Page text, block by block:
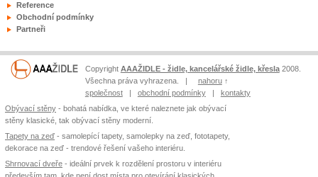
Reference
Obchodní podmínky
Partneři
Copyright AAAŽIDLE - židle, kancelářské židle, křesla2008.
Všechna práva vyhrazena. | nahoru↑
společnost| obchodní podmínky| kontakty
Obývací stěny - bohatá nabídka, ve které naleznete jak obývací
stěny klasické, tak obývací stěny moderní.
Tapety na zeď - samolepící tapety, samolepky na zeď, fototapety,
dekorace na zeď - trendové řešení vašeho interiéru.
Shrnovací dveře - ideální prvek k rozdělení prostoru v interiéru